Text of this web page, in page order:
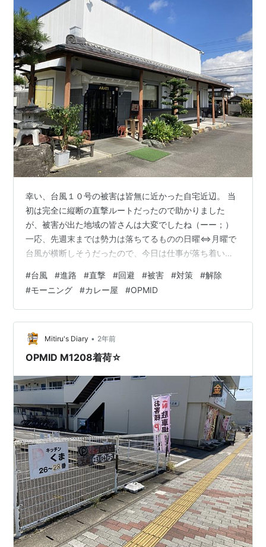
幸い、台風１０号の被害は皆無に近かった自宅近辺。 当
初は完全に縦断の直撃ルートだったので助かりました
が、被害が出た地域の皆さんは大変でしたね（ーー；）
一応、先週末までは勢力は落ちてるものの日曜⇔月曜で
台風が横断しそうだったので、今日は仕事が落ち着いて
「モーニング行かない？」と。 で、来てみました＾＾ Ｔ
Ｖでもわりと紹介されるお店ですね。 コーヒーチケット
だけではＡセットしか無理だけど、追加料金で他も選べ
ます。 なんか普通に昼飯代わりになりそうなのも有りま
すね。 この辺なんて本当にご飯じゃん＾＾； でも今朝は
もう朝食食べてきてるので 一番軽い…
#台風 #進路 #直撃 #回避 #被害 #対策 #解除
#モーニング #カレー屋 #OPMID
Mitiru's Diary • 2年前
OPMID M1208着荷☆